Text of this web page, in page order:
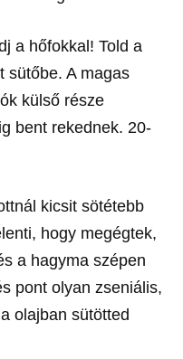
a hőfokkal! Told a
sütőbe. A magas
külső része
bent rekednek. 20-
kicsit sötétebb
hogy megégtek,
a hagyma szépen
pont olyan zseniális,
olajban sütötted